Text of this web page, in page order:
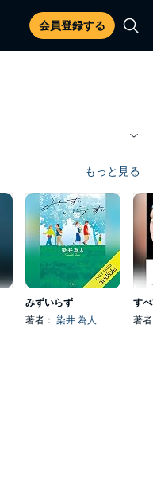
会員登録する
もっと見る
みずいらず
著者： 染井 為人 著